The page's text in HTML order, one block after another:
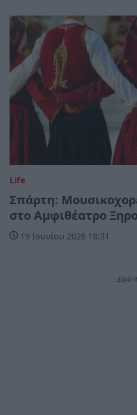
Life
Σπάρτη:
στο Αμφιθέατρο
19 Ιουνίου 2026 18:31